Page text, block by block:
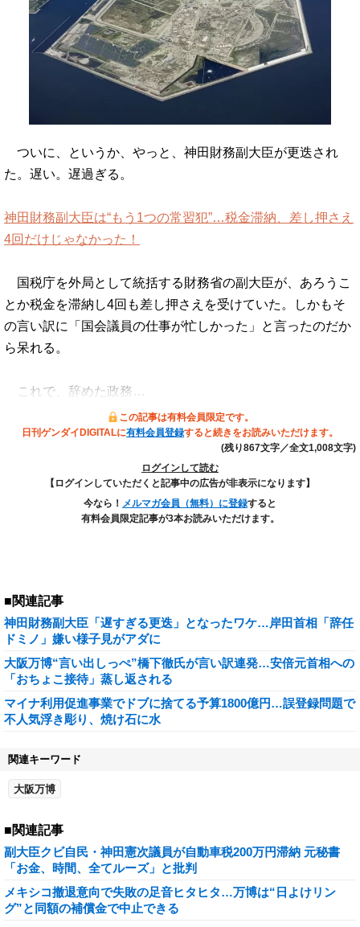
ついに、というか、やっと、神田財務副大臣が更迭され
た。遅い。遅過ぎる。
神田財務副大臣は“もう1つの常習犯”…税金滞納、差し押さえ
4回だけじゃなかった！
国税庁を外局として統括する財務省の副大臣が、あろうこ
とか税金を滞納し4回も差し押さえを受けていた。しかもそ
の言い訳に「国会議員の仕事が忙しかった」と言ったのだか
ら呆れる。
これで、辞めた政務…
この記事は有料会員限定です。
日刊ゲンダイDIGITALに有料会員登録すると続きをお読みいただけます。
(残り867文字／全文1,008文字)
ログインして読む
【ログインしていただくと記事中の広告が非表示になります】
今なら！ メルマガ会員（無料）に登録すると
有料会員限定記事が3本お読みいただけます。
■関連記事
神田財務副大臣「遅すぎる更迭」となったワケ…岸田首相「辞任
ドミノ」嫌い様子見がアダに
大阪万博“言い出しっぺ”橋下徹氏が言い訳連発…安倍元首相への
「おちょこ接待」蒸し返される
マイナ利用促進事業でドブに捨てる予算1800億円…誤登録問題で
不人気浮き彫り、焼け石に水
関連キーワード
大阪万博
■関連記事
副大臣クビ自民・神田憲次議員が自動車税200万円滞納 元秘書
「お金、時間、全てルーズ」と批判
メキシコ撤退意向で失敗の足音ヒタヒタ…万博は“日よけリン
グ”と同額の補償金で中止できる